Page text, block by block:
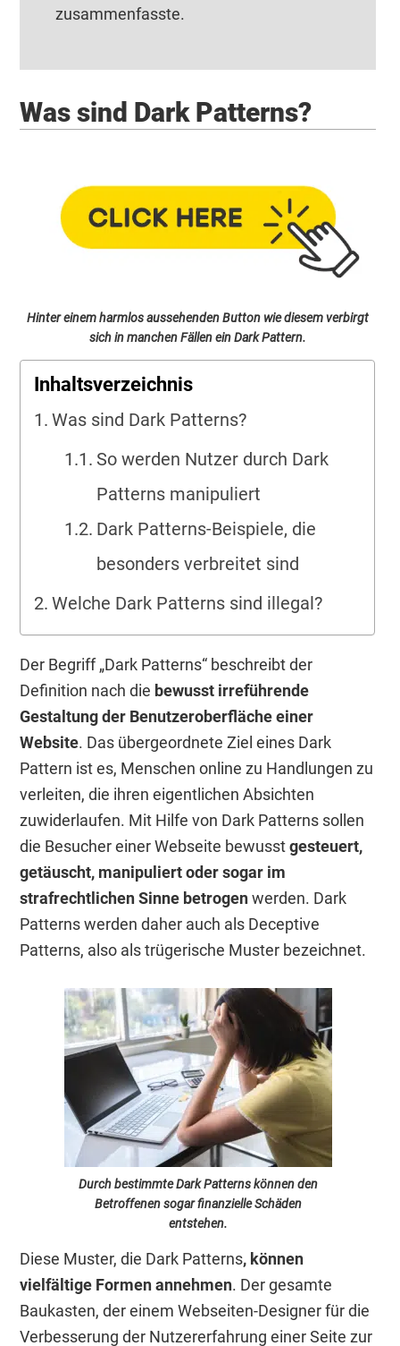
zusammenfasste.
Was sind Dark Patterns?
Hinter einem harmlos aussehenden Button wie diesem verbirgt
sich in manchen Fällen ein Dark Pattern.
Inhaltsverzeichnis
Was sind Dark Patterns?
So werden Nutzer durch Dark
Patterns manipuliert
Dark Patterns-Beispiele, die
besonders verbreitet sind
Welche Dark Patterns sind illegal?
Der Begriff „Dark Patterns“ beschreibt der
Definition nach die bewusst irreführende
Gestaltung der Benutzeroberfläche einer
Website. Das übergeordnete Ziel eines Dark
Pattern ist es, Menschen online zu Handlungen zu
verleiten, die ihren eigentlichen Absichten
zuwiderlaufen. Mit Hilfe von Dark Patterns sollen
die Besucher einer Webseite bewusstgesteuert,
getäuscht, manipuliert oder sogar im
strafrechtlichen Sinne betrogenwerden. Dark
Patterns werden daher auch als Deceptive
Patterns, also als trügerische Muster bezeichnet.
Durch bestimmte Dark Patterns können den
Betroffenen sogar finanzielle Schäden
entstehen.
Diese Muster, die Dark Patterns, können
vielfältige Formen annehmen. Der gesamte
Baukasten, der einem Webseiten-Designer für die
Verbesserung der Nutzererfahrung einer Seite zur